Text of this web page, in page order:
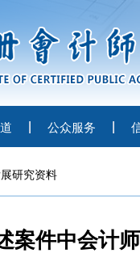
公众服务
研究资料
案件中会计